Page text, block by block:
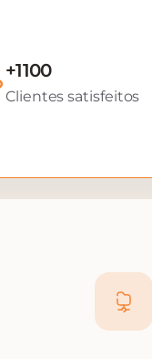
+1100
Clientes satisfeitos